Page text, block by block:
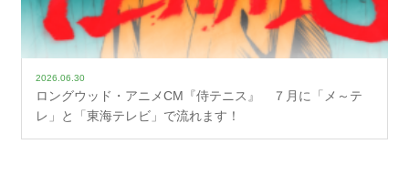
2026.06.30
ロングウッド・アニメCM『侍テニス』 ７月に「メ～テ
レ」と「東海テレビ」で流れます！